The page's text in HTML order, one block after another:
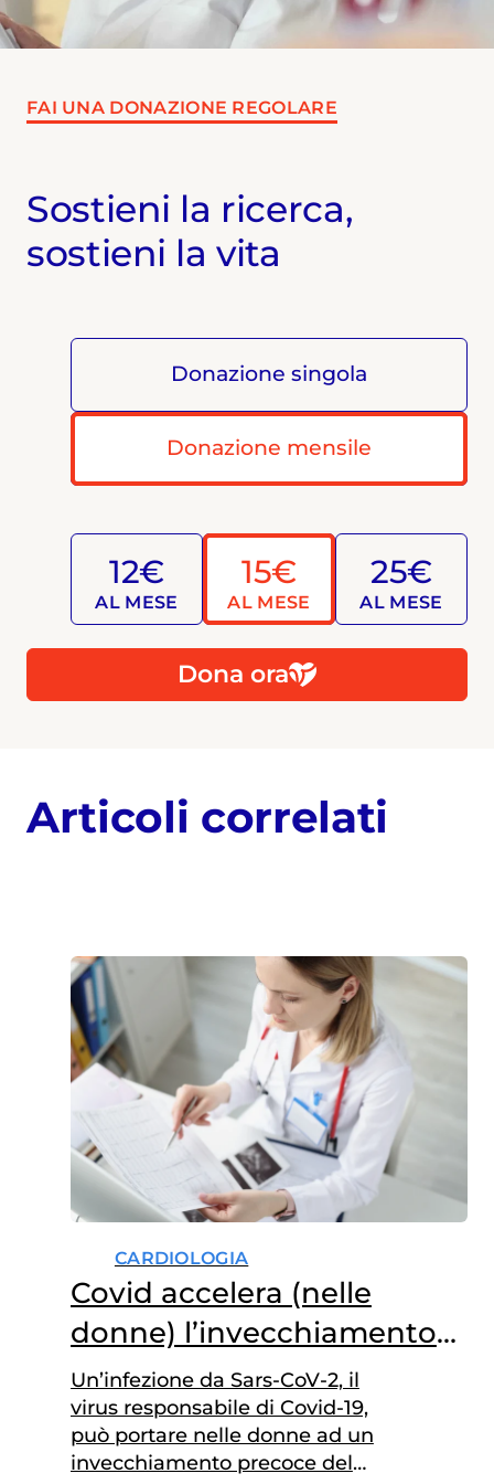
FAI UNA DONAZIONE REGOLARE
Sostieni la ricerca,
sostieni la vita
Donazione singola
Donazione mensile
12€
AL MESE
15€
AL MESE
25€
AL MESE
Dona ora
Articoli correlati
CARDIOLOGIA
Covid accelera (nelle
donne) l’invecchiamento
cardiovascolare
Un’infezione da Sars-CoV-2, il
virus responsabile di Covid-19,
può portare nelle donne ad un
invecchiamento precoce del